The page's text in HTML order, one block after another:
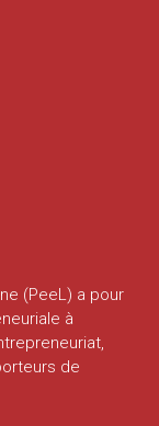
(PeeL) a pour
à
de